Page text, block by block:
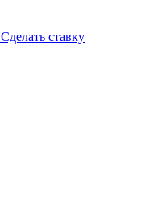
Сделать ставку